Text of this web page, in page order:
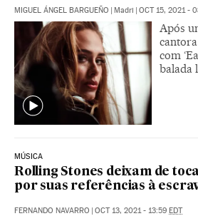
MIGUEL ÁNGEL BARGUEÑO Madri OCT 15, 2021 -
Após
com
balada
MÚSICA
Rolling Stones deixam de
por suas referências à
FERNANDO NAVARRO OCT 13, 2021 - 13:59 EDT